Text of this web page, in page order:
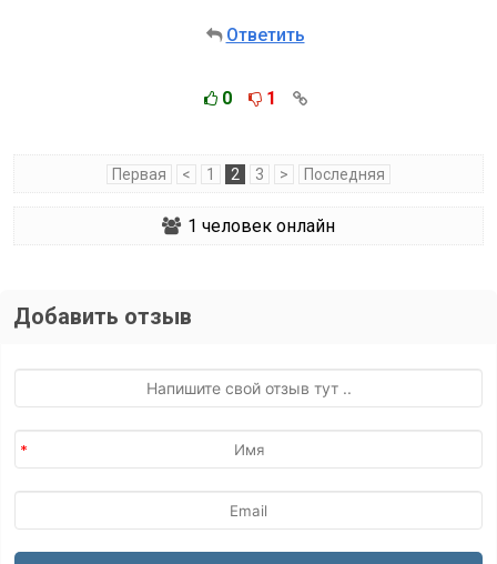
Ответить
0 1
Первая < 1 2 3 > Последняя
1 человек онлайн
Добавить отзыв